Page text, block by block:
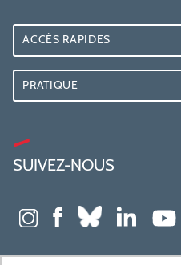
ACCÈS RAPIDES
PRATIQUE
SUIVEZ-NOUS